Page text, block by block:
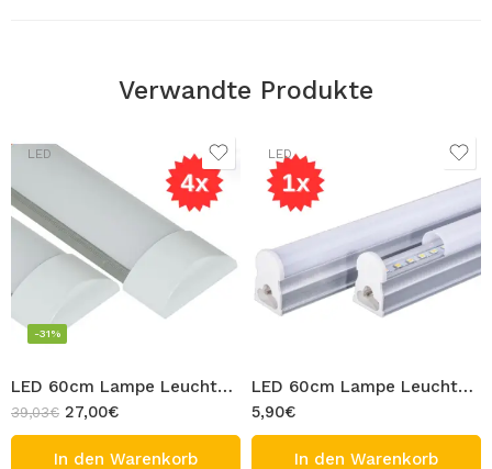
Verwandte Produkte
LED
LED 60cm Lampe Leuchtstoffröhre 4x Röhre Leucht Licht T5 Bandleucht Rohr 16W Warmweiß 3000K
-31%
39,03€ 27,00€
In den Warenkorb
LED
LED 60cm Lampe Leuchtstoffröhre 1x Unterschrank LED Röhre Leucht Licht T5 Rohr 8W Warmweiß 3000K
5,90€
In den Warenkorb